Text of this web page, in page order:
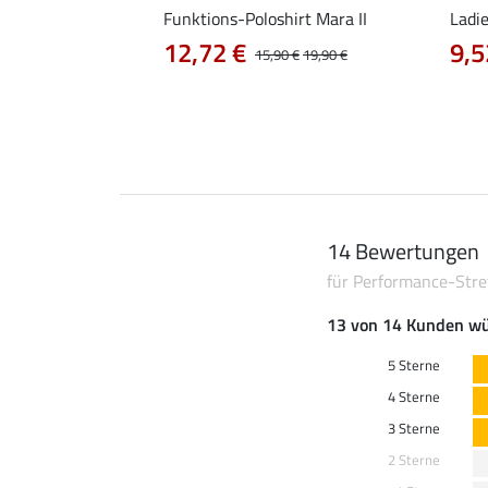
Funktions-Poloshirt Mara II
15,90 €19,90 €
12,72 €
14 Bewertungen
für Performance-
13 von 14 Kunden
5 Sterne
4 Sterne
3 Sterne
2 Sterne